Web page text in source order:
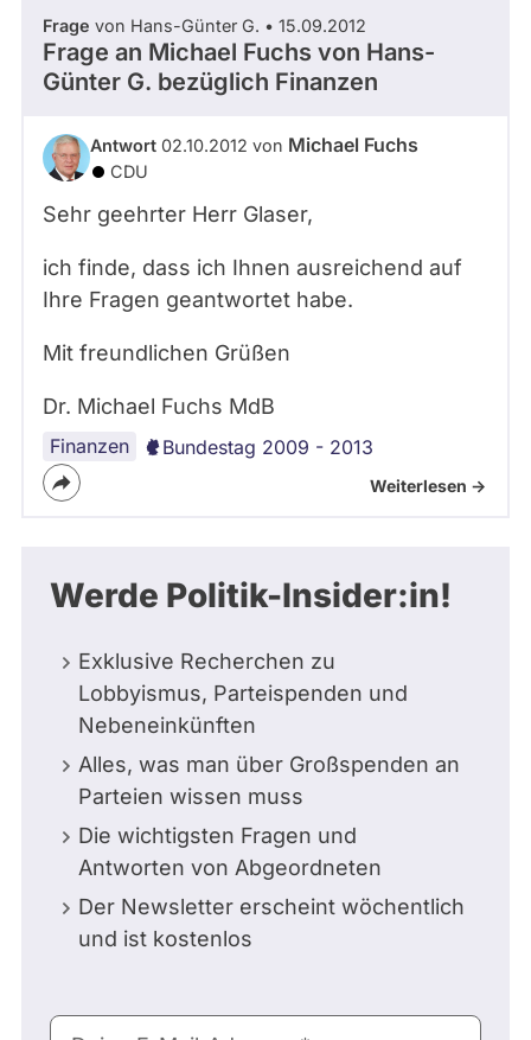
Frage von Hans-Günter G. • 15.09.2012
Frage an Michael Fuchs von Hans-
Günter G. bezüglich Finanzen
Antwort 02.10.2012 von Michael Fuchs
CDU
Sehr geehrter Herr Glaser,
ich finde, dass ich Ihnen ausreichend auf
Ihre Fragen geantwortet habe.
Mit freundlichen Grüßen
Dr. Michael Fuchs MdB
Finanzen Bundestag 2009 - 2013
Weiterlesen ->
Werde Politik-Insider:in!
Exklusive Recherchen zu
Lobbyismus, Parteispenden und
Nebeneinkünften
Alles, was man über Großspenden an
Parteien wissen muss
Die wichtigsten Fragen und
Antworten von Abgeordneten
Der Newsletter erscheint wöchentlich
und ist kostenlos
E-